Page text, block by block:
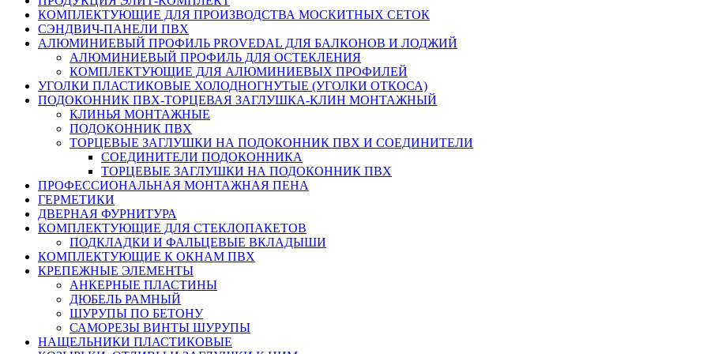
КОМПЛЕКТУЮЩИЕ ДЛЯ ПРОИЗВОДСТВА МОСКИТНЫХ СЕТОК
СЭНДВИЧ-ПАНЕЛИ ПВХ
АЛЮМИНИЕВЫЙ ПРОФИЛЬ PROVEDAL ДЛЯ БАЛКОНОВ И ЛОДЖИЙ
АЛЮМИНИЕВЫЙ ПРОФИЛЬ ДЛЯ ОСТЕКЛЕНИЯ
КОМПЛЕКТУЮЩИЕ ДЛЯ АЛЮМИНИЕВЫХ ПРОФИЛЕЙ
УГОЛКИ ПЛАСТИКОВЫЕ ХОЛОДНОГНУТЫЕ (УГОЛКИ ОТКОСА)
ПОДОКОННИК ПВХ-ТОРЦЕВАЯ ЗАГЛУШКА-КЛИН МОНТАЖНЫЙ
КЛИНЬЯ МОНТАЖНЫЕ
ПОДОКОННИК ПВХ
ТОРЦЕВЫЕ ЗАГЛУШКИ НА ПОДОКОННИК ПВХ И СОЕДИНИТЕЛИ
СОЕДИНИТЕЛИ ПОДОКОННИКА
ТОРЦЕВЫЕ ЗАГЛУШКИ НА ПОДОКОННИК ПВХ
ПРОФЕССИОНАЛЬНАЯ МОНТАЖНАЯ ПЕНА
ГЕРМЕТИКИ
ДВЕРНАЯ ФУРНИТУРА
КОМПЛЕКТУЮЩИЕ ДЛЯ СТЕКЛОПАКЕТОВ
ПОДКЛАДКИ И ФАЛЬЦЕВЫЕ ВКЛАДЫШИ
КОМПЛЕКТУЮЩИЕ К ОКНАМ ПВХ
КРЕПЕЖНЫЕ ЭЛЕМЕНТЫ
АНКЕРНЫЕ ПЛАСТИНЫ
ДЮБЕЛЬ РАМНЫЙ
ШУРУПЫ ПО БЕТОНУ
САМОРЕЗЫ ВИНТЫ ШУРУПЫ
НАЩЕЛЬНИКИ ПЛАСТИКОВЫЕ